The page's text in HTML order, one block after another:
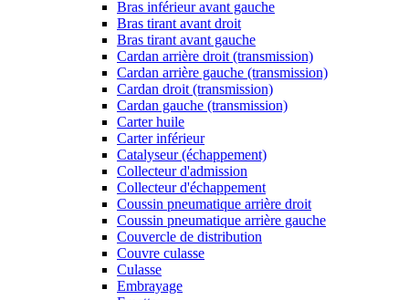
Bras inférieur avant gauche
Bras tirant avant droit
Bras tirant avant gauche
Cardan arrière droit (transmission)
Cardan arrière gauche (transmission)
Cardan droit (transmission)
Cardan gauche (transmission)
Carter huile
Carter inférieur
Catalyseur (échappement)
Collecteur d'admission
Collecteur d'échappement
Coussin pneumatique arrière droit
Coussin pneumatique arrière gauche
Couvercle de distribution
Couvre culasse
Culasse
Embrayage